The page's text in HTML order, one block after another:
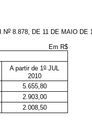
No8.878, DE 11 DE MAIO DE
Em R$
A partir de 1oJUL
2010
5.655,80
2.903,00
2.008,50